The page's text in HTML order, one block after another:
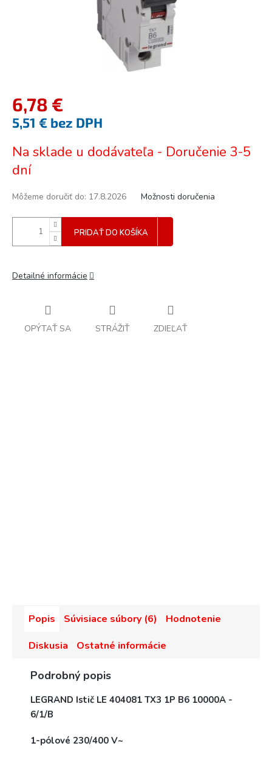
6,78 €
5,51 € bez DPH
cena:
Na sklade u dodávateľa - Doručenie 3-5
dní
Môžeme doručiť do: 17.8.2026 Možnosti doručenia
PRIDAŤ DO KOŠÍKA
Detailné informácie
OPÝTAŤ SA STRÁŽIŤ ZDIEĽAŤ
Popis Súvisiace súbory (6)
Hodnotenie
Diskusia
Ostatné informácie
Podrobný popis
LEGRAND Istič LE 404081 TX3 1P B6 10000A -
6/1/B
1-pólové 230/400 V~